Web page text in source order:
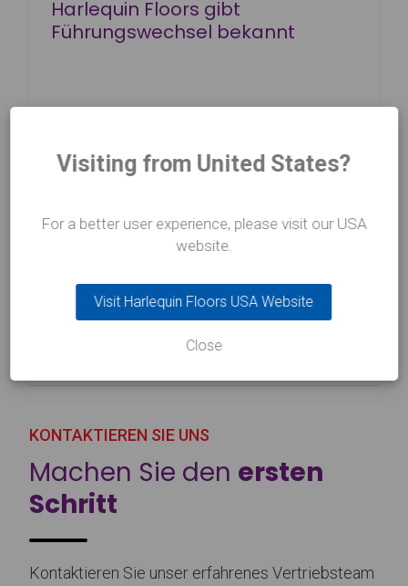
Harlequin Floors gibt
Führungswechsel bekannt
Weiterlesen
KONTAKTIEREN SIE UNS
Machen Sie den ersten
Schritt
Kontaktieren Sie unser erfahrenes Vertriebsteam
Visiting from United States?
For a better user experience, please visit our USA
website.
Visit Harlequin Floors USA Website
Close